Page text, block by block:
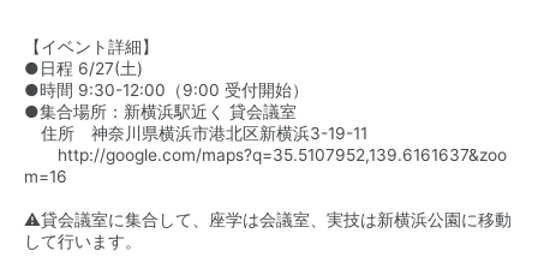
【イベント詳細】
●日程 6/27(土)
●時間 9:30-12:00（9:00 受付開始）
●集合場所：新横浜駅近く 貸会議室
住所 神奈川県横浜市港北区新横浜3-19-11
http://google.com/maps?q=35.5107952,139.6161637&zoo
m=16
⚠️貸会議室に集合して、座学は会議室、実技は新横浜公園に移動
して行います。